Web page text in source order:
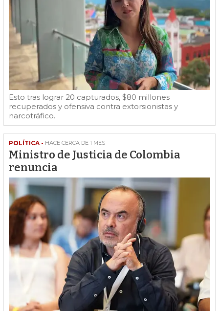
Esto tras lograr 20 capturados, $80 millones
recuperados y ofensiva contra extorsionistas y
narcotráfico.
POLÍTICA - HACE CERCA DE 1 MES
Ministro de Justicia de Colombia
renuncia